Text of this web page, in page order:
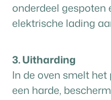
onderdeel gespoten
elektrische lading
3. Uitharding
In de oven smelt
een harde,